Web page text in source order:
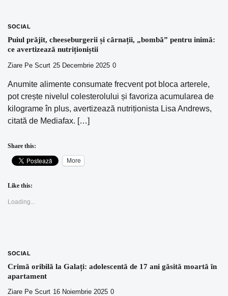
SOCIAL
Puiul prăjit, cheeseburgerii și cârnații, „bombă” pentru inimă:
ce avertizează nutriționiștii
Ziare Pe Scurt 25 Decembrie 2025 0
Anumite alimente consumate frecvent pot bloca arterele,
pot crește nivelul colesterolului și favoriza acumularea de
kilograme în plus, avertizează nutriționista Lisa Andrews,
citată de Mediafax. […]
Share this:
More
Like this:
Loading...
SOCIAL
Crimă oribilă la Galați: adolescentă de 17 ani găsită moartă în
apartament
Ziare Pe Scurt 16 Noiembrie 2025 0